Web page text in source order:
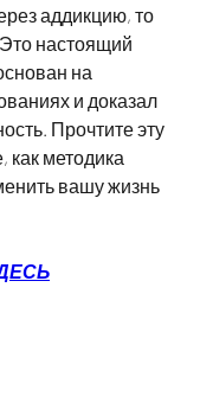
аддикцию, то
настоящий
на
и доказал
Прочтите эту
как методика
вашу жизнь